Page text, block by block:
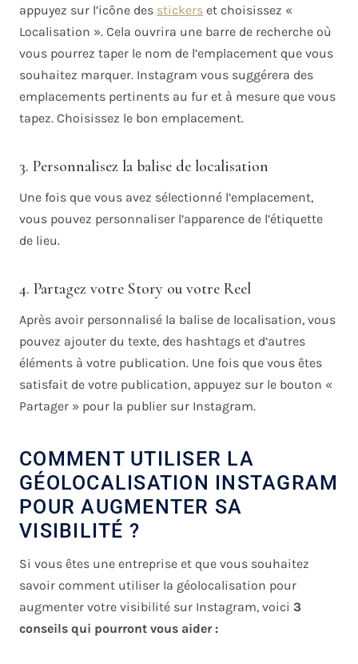
appuyez sur l’icône des stickers et choisissez «
Localisation ». Cela ouvrira une barre de recherche où
vous pourrez taper le nom de l’emplacement que vous
souhaitez marquer. Instagram vous suggérera des
emplacements pertinents au fur et à mesure que vous
tapez. Choisissez le bon emplacement.
3. Personnalisez la balise de localisation
Une fois que vous avez sélectionné l’emplacement,
vous pouvez personnaliser l’apparence de l’étiquette
de lieu.
4. Partagez votre Story ou votre Reel
Après avoir personnalisé la balise de localisation, vous
pouvez ajouter du texte, des hashtags et d’autres
éléments à votre publication. Une fois que vous êtes
satisfait de votre publication, appuyez sur le bouton «
Partager » pour la publier sur Instagram.
COMMENT UTILISER LA
GÉOLOCALISATION INSTAGRAM
POUR AUGMENTER SA
VISIBILITÉ ?
Si vous êtes une entreprise et que vous souhaitez
savoir comment utiliser la géolocalisation pour
augmenter votre visibilité sur Instagram, voici 3
conseils qui pourront vous aider :